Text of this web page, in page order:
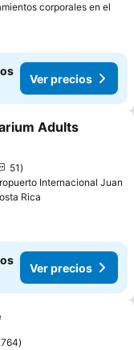
corporales en el
Ver precios
favoritos
Adults
51
Internacional Juan
Rica
Ver precios
favoritos